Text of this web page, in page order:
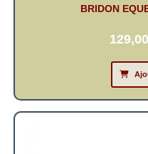
BRIDON
129,00